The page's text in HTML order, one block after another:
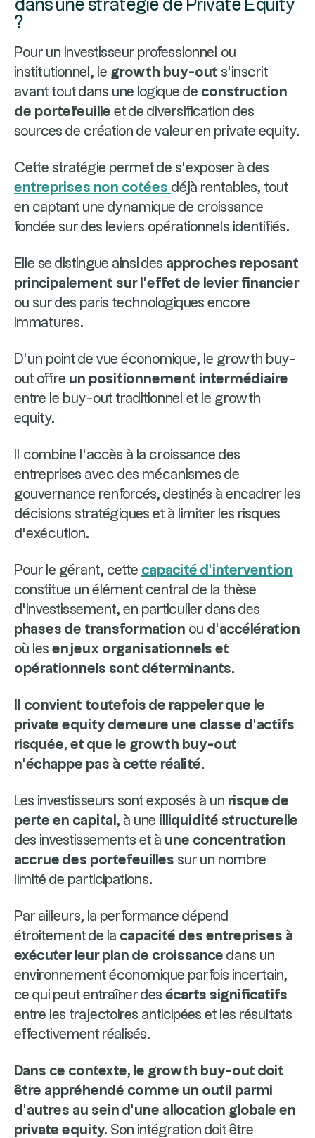
dans une stratégie de Private Equity
?
Pour un investisseur professionnel ou
institutionnel, le growth buy-out s’inscrit
avant tout dans une logique de construction
de portefeuille et de diversification des
sources de création de valeur en private equity.
Cette stratégie permet de s’exposer à des
entreprises non cotées déjà rentables, tout
en captant une dynamique de croissance
fondée sur des leviers opérationnels identifiés.
Elle se distingue ainsi des approches reposant
principalement sur l’effet de levier financier
ou sur des paris technologiques encore
immatures.
D’un point de vue économique, le growth buy-
out offre un positionnement intermédiaire
entre le buy-out traditionnel et le growth
equity.
Il combine l’accès à la croissance des
entreprises avec des mécanismes de
gouvernance renforcés, destinés à encadrer les
décisions stratégiques et à limiter les risques
d’exécution.
Pour le gérant, cette capacité d’intervention
constitue un élément central de la thèse
d’investissement, en particulier dans des
phases de transformation ou d’accélération
où les enjeux organisationnels et
opérationnels sont déterminants.
Il convient toutefois de rappeler que le
private equity demeure une classe d’actifs
risquée, et que le growth buy-out
n’échappe pas à cette réalité.
Les investisseurs sont exposés à un risque de
perte en capital , à une illiquidité structurelle
des investissements et à une concentration
accrue des portefeuilles sur un nombre
limité de participations.
Par ailleurs, la performance dépend
étroitement de la capacité des entreprises à
exécuter leur plan de croissance dans un
environnement économique parfois incertain,
ce qui peut entraîner des écarts significatifs
entre les trajectoires anticipées et les résultats
effectivement réalisés.
Dans ce contexte, le growth buy-out doit
être appréhendé comme un outil parmi
d’autres au sein d’une allocation globale en
private equity. Son intégration doit être